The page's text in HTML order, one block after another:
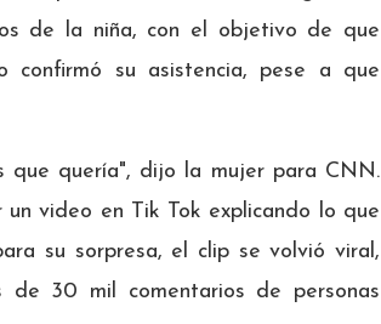
de la niña, con el objetivo de que
confirmó su asistencia, pese a que
que quería", dijo la mujer para CNN.
video en Tik Tok explicando lo que
su sorpresa, el clip se volvió viral,
de 30 mil comentarios de personas